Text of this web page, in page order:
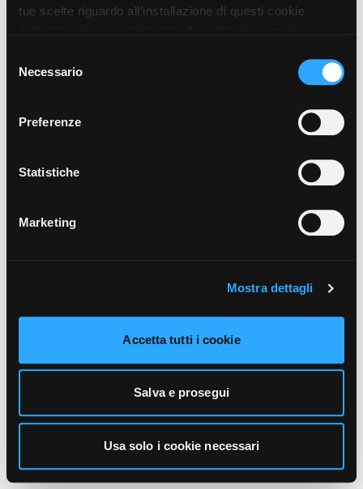
tue scelte riguardo all’installazione di questi cookie
prosegui” o decidere di accettare tutti i cookie, cliccando
sul pulsante “Accetta tutti i cookie”. Cliccando sul tasto
unicamente i cookie necessari alla navigazione. Per
funzionamento, puoi prendere visione dell’informativa
cliccando qui.
delNecessario
Preferenze
Statistiche
Marketing
Mostra dettagli
Accetta tutti i cookie
Salva e prosegui
Usa solo i cookie necessari
404